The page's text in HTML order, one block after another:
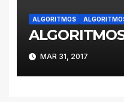
2019
ALGORITMOS
MAR 31, 2017